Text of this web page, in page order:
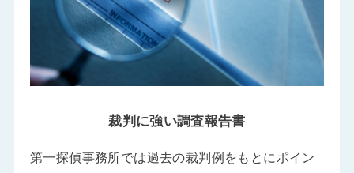
裁判に強い調査報告書
第一探偵事務所では過去の裁判例をもとにポイン